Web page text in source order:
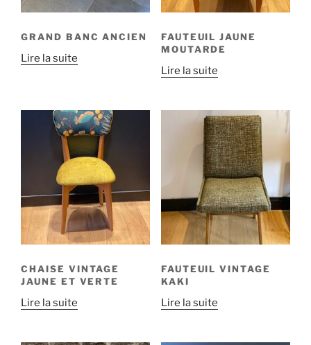
GRAND BANC ANCIEN
Lire la suite
FAUTEUIL JAUNE
MOUTARDE
Lire la suite
CHAISE VINTAGE
JAUNE ET VERTE
Lire la suite
FAUTEUIL VINTAGE
KAKI
Lire la suite